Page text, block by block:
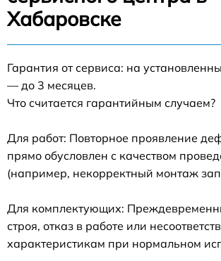
Хабаровске
Гарантия от сервиса: на
— до 3 месяцев.
Что считается гарантийным случаем?
Для работ: Повторное проявление
прямо обусловлен с качеством
(например, некорректный монтаж
Для комплектующих:
строя, отказ в работе или
характеристикам при нормальном